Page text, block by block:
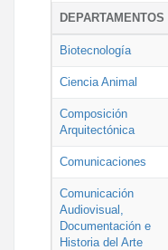
DEPARTAMENTOS
Biotecnología
Ciencia Animal
Composición
Arquitectónica
Comunicaciones
Comunicación
Audiovisual,
Documentación e
Historia del Arte